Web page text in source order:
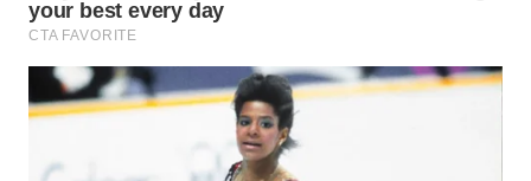
WAHANA
WAHANA